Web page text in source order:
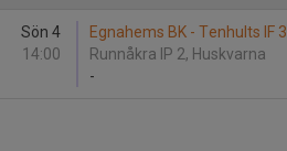
Sön 4
14:00
Egnahems BK - Tenhults IF 3
Runnåkra IP 2, Huskvarna
-